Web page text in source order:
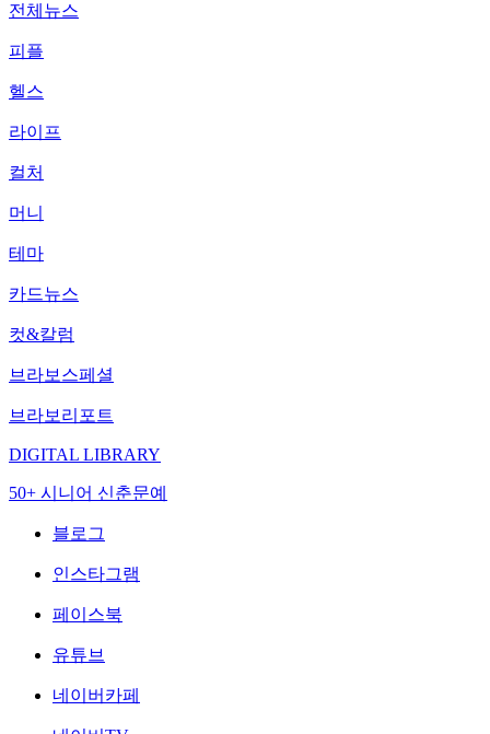
전체뉴스
피플
헬스
라이프
컬처
머니
테마
카드뉴스
컷&칼럼
브라보스페셜
브라보리포트
DIGITAL LIBRARY
50+ 시니어 신춘문예
블로그
인스타그램
페이스북
유튜브
네이버카페